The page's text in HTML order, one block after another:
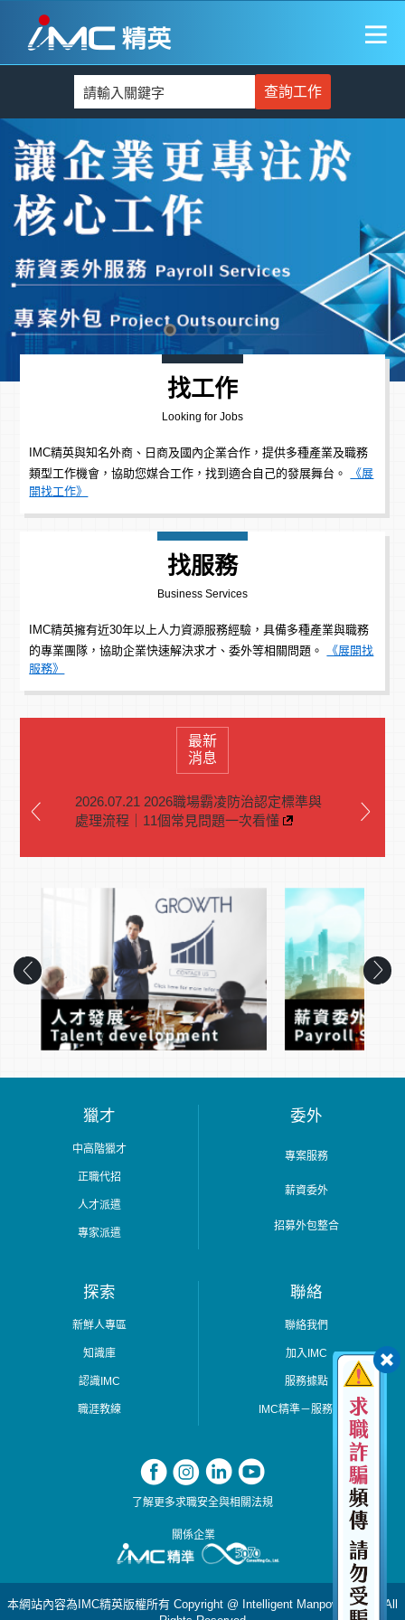
查詢工作
找工作
Looking for Jobs
IMC精英與知名外商、日商及國內企業合作，提供多種產業及職務
類型工作機會，協助您媒合工作，找到適合自己的發展舞台。
《展
開找工作》
找服務
Business Services
IMC精英擁有近30年以上人力資源服務經驗，具備多種產業與職務
的專業團隊，協助企業快速解決求才、委外等相關問題。
《展開找
服務》
最新
消息
2026.07.21 2026職場霸凌防治認定標準與
處理流程｜11個常見問題一次看懂
獵才
中高階獵才
正職代招
人才派遣
專家派遣
委外
專案服務
薪資委外
招募外包整合
探索
新鮮人專區
知識庫
認識IMC
職涯教練
聯絡
聯絡我們
加入IMC
服務據點
IMC精準－服務據點
了解更多求職安全與相關法規
關係企業
本網站內容為IMC精英版權所有 Copyright @ Intelligent Manpower Corp. All